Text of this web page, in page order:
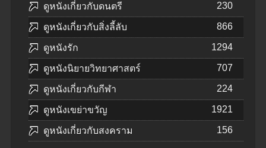
ดูหนังเกี่ยวกับดนตรี 230
ดูหนังเกี่ยวกับสิ่งลี้ลับ 866
ดูหนังรัก 1294
ดูหนังนิยายวิทยาศาสตร์ 707
ดูหนังเกี่ยวกับกีฬา 224
ดูหนังเขย่าขวัญ 1921
ดูหนังเกี่ยวกับสงคราม 156